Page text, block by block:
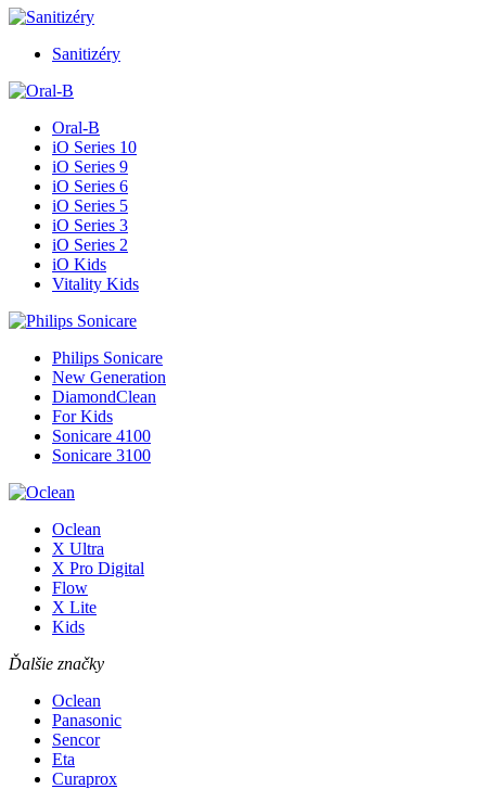
Sanitizéry
Oral-B
iO Series 10
iO Series 9
iO Series 6
iO Series 5
iO Series 3
iO Series 2
iO Kids
Vitality Kids
Philips Sonicare
New Generation
DiamondClean
For Kids
Sonicare 4100
Sonicare 3100
Oclean
X Ultra
X Pro Digital
Flow
X Lite
Kids
Ďalšie značky
Oclean
Panasonic
Sencor
Eta
Curaprox